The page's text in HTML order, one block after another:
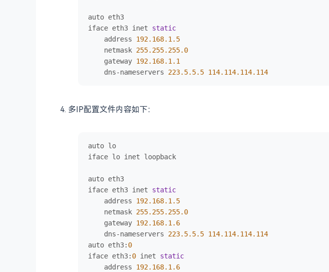
auto eth3
iface eth3 inet static
    address
192.168.1 .5
    netmask
255.255.255.0
    gateway
192.168.1 .1
    dns-nameservers
223.5.5.5 114.114.114.114
多IP配置文件内容如下：
auto lo
iface lo inet loopback
auto eth3
iface eth3 inet static
    address
192.168.1.5
    netmask
255.255.255.0
    gateway
192.168.1.6
    dns-nameservers
223.5.5.5 114.114.114.114
auto eth3: 0
iface eth3: 0 inet static
    address
192.168.1.6